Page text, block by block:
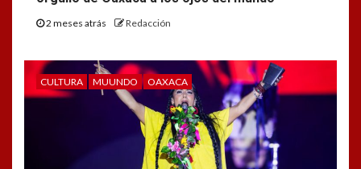
2 meses atrás Redacción
CULTURA MUUNDO OAXACA